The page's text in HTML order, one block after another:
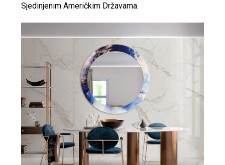
Sjedinjenim Američkim Državama.